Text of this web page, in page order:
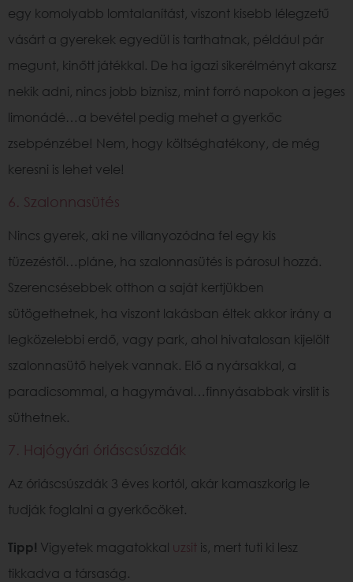
egy komolyabb lomtalanítást, viszont kisebb lélegzetű
vásárt a gyerekek egyedül is tarthatnak, például pár
megunt, kinőtt játékkal. De ha igazi sikerélményt akarsz
nekik adni, nincs jobb biznisz, mint forró napokon a jeges
limonádé…a bevétel pedig mehet a gyerkőc
zsebpénzébe! Nem, hogy költséghatékony, de még
keresni is lehet vele!
6. Szalonnasütés
Nincs gyerek, aki ne villanyozódna fel egy kis
tüzezéstől…pláne, ha szalonnasütés is párosul hozzá.
Szerencsésebbek otthon a saját kertjükben
sütögethetnek, ha viszont lakásban éltek akkor irány a
legközelebbi erdő, vagy park, ahol hivatalosan kijelölt
szalonnasütő helyek vannak. Elő a nyársakkal, a
paradicsommal, a hagymával…finnyásabbak virslit is
süthetnek.
7. Hajógyári óriáscsúszdák
Az óriáscsúszdák 3 éves kortól, akár kamaszkorig le
tudják foglalni a gyerkőcöket.
Tipp! Vigyetek magatokkal uzsit is, mert tuti ki lesz
tikkadva a társaság.